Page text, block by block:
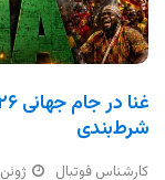
شرط‌بندی
کارشناس فوتبال ژوئن 11, 2026